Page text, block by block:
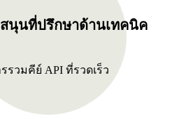
นุนที่ปรึกษาด้านเทคนิค
รวมคีย์ API ที่รวดเร็ว